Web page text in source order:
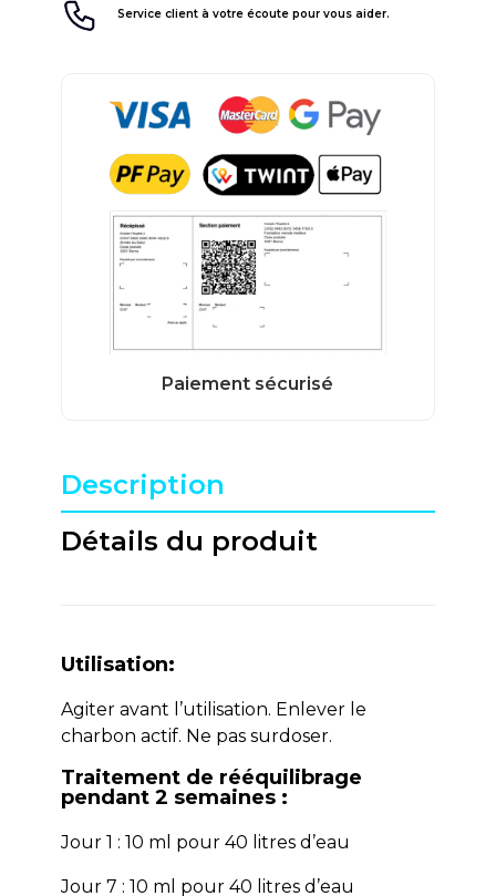
Service client à votre écoute pour vous aider.
Description
Détails du produit
Utilisation:
Agiter avant l’utilisation. Enlever le
charbon actif. Ne pas surdoser.
Traitement de rééquilibrage
pendant 2 semaines :
Jour 1 : 10 ml pour 40 litres d’eau
Jour 7 : 10 ml pour 40 litres d’eau